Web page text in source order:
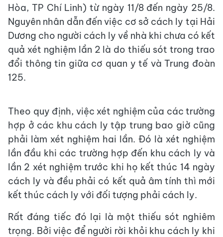
Hòa, TP Chí Linh) từ ngày 11/8 đến ngày 25/8.
Nguyên nhân dẫn đến việc cơ sở cách ly tại Hải
Dương cho người cách ly về nhà khi chưa có kết
quả xét nghiệm lần 2 là do thiếu sót trong trao
đổi thông tin giữa cơ quan y tế và Trung đoàn
125.
Theo quy định, việc xét nghiệm của các trường
hợp ở các khu cách ly tập trung bao giờ cũng
phải làm xét nghiệm hai lần. Đó là xét nghiệm
lần đầu khi các trường hợp đến khu cách ly và
lần 2 xét nghiệm trước khi họ kết thúc 14 ngày
cách ly và đều phải có kết quả âm tính thì mới
kết thúc cách ly với đối tượng phải cách ly.
Rất đáng tiếc đó lại là một thiếu sót nghiêm
trọng. Bởi việc để người rời khỏi khu cách ly khi